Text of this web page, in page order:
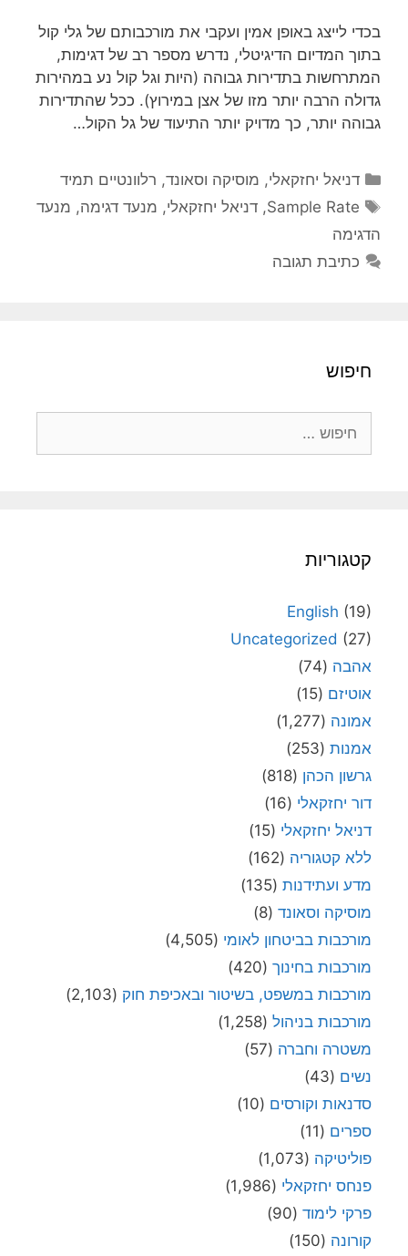
בכדי לייצג באופן אמין ועקבי את מורכבותם של גלי קול
בתוך המדיום הדיגיטלי, נדרש מספר רב של דגימות,
המתרחשות בתדירות גבוהה (היות וגל קול נע במהירות
גדולה הרבה יותר מזו של אצן במירוץ). ככל שהתדירות
גבוהה יותר, כך מדויק יותר התיעוד של גל הקול…
קטגוריות
דניאל יחזקאלי, מוסיקה וסאונד, רלוונטיים תמיד
תגיות
Sample Rate
,דניאל יחזקאלי, מנעד דגימה, מנעד
הדגימה
כתיבת תגובה
חיפוש
קטגוריות
English (19)
Uncategorized (27)
אהבה (74)
אוטיזם (15)
אמונה (1,277)
אמנות (253)
גרשון הכהן (818)
דור יחזקאלי (16)
דניאל יחזקאלי (15)
ללא קטגוריה (162)
מדע ועתידנות (135)
מוסיקה וסאונד (8)
מורכבות בביטחון לאומי (4,505)
מורכבות בחינוך (420)
מורכבות במשפט, בשיטור ובאכיפת חוק (2,103)
מורכבות בניהול (1,258)
משטרה וחברה (57)
נשים (43)
סדנאות וקורסים (10)
ספרים (11)
פוליטיקה (1,073)
פנחס יחזקאלי (1,986)
פרקי לימוד (90)
קורונה (150)